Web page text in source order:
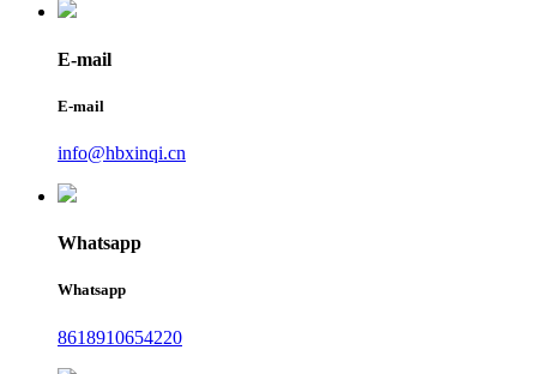
E-mail
E-mail
info@hbxinqi.cn
Whatsapp
Whatsapp
8618910654220